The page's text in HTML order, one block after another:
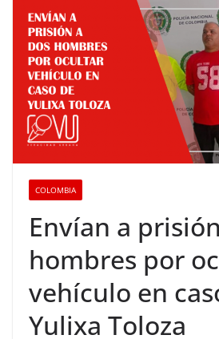
COLOMBIA
Envían a
hombres por
vehículo en
Yulixa Toloza